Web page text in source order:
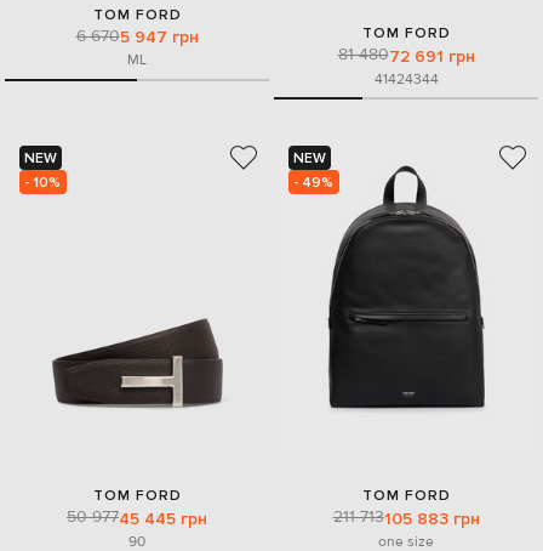
TOM FORD
6 6705 947 грн
ML
TOM FORD
81 48072 691 грн
41424344
NEW
- 10%
TOM FORD
50 97745 445 грн
90
NEW
- 49%
TOM FORD
211 713105 883 грн
one size